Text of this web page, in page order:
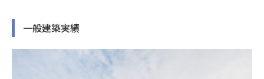
一般建築実績